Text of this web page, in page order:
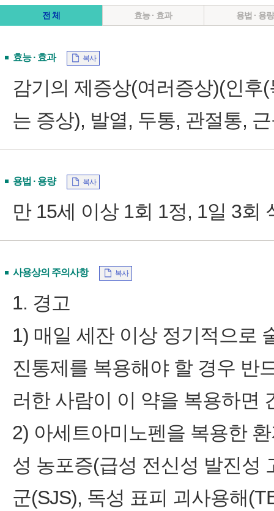
전 체 효능 · 효과 용법 · 용량
효능 · 효과 복사
감기의 제증상(여러증상)(인후
는 증상), 발열, 두통, 관절통,
용법 · 용량 복사
만 15세 이상 1회 1정, 1일 3회
사용상의 주의사항 복사
1. 경고
1) 매일 세잔 이상 정기적으로
진통제를 복용해야 할 경우 반
러한 사람이 이 약을 복용하면
2) 아세트아미노펜을 복용한
성 농포증(급성 전신성 발진성
군(SJS), 독성 표피 괴사용해